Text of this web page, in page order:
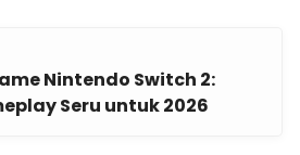
Nintendo Switch 2:
Seru untuk 2026